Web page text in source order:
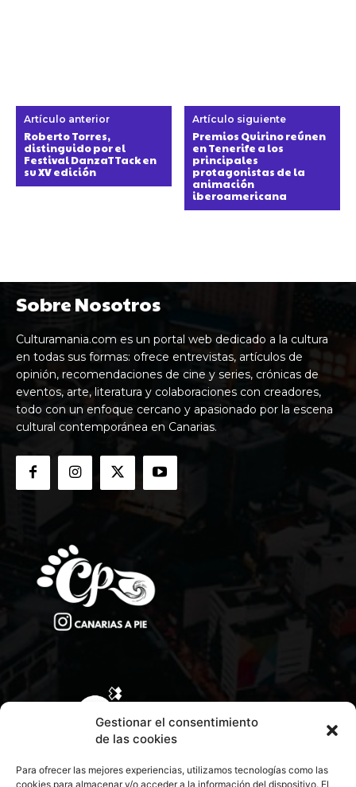
Gestionar el consentimiento
de las cookies
Para ofrecer las mejores experiencias, utilizamos tecnologías como las
cookies para almacenar y/o acceder a la información del dispositivo. El
Artículo anterior
Roberto Torres,
distinguido por el
Festival DanzaTTack en
su XV edición
Artículo siguiente
Premios Quirino reúnen
en Tenerife a los
principales
protagonistas de la
animación
iberoamericana
Sobre Nosotros
Culturamania.com es un portal web dedicado a la cultura
en todas sus formas: ofrece entrevistas, artículos de
opinión, recomendaciones de cine y series, crónicas de
eventos, arte, literatura y colaboraciones con creadores,
todo con un enfoque cercano y apasionado por la escena
cultural contemporánea en Canarias.